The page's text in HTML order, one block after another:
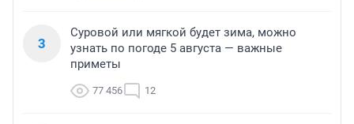
3
Суровой или мягкой будет зима, можно
узнать по погоде 5 августа — важные
приметы
77 456 12